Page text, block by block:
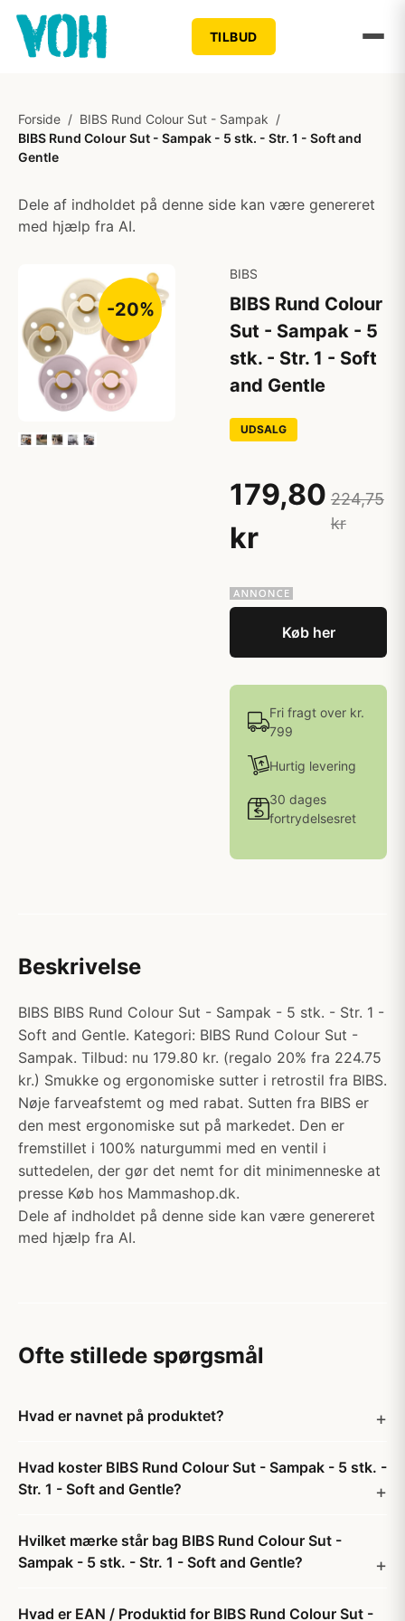
TILBUD
Forside / BIBS Rund Colour Sut - Sampak /
BIBS Rund Colour Sut - Sampak - 5 stk. - Str. 1 - Soft and
Gentle
Dele af indholdet på denne side kan være genereret
med hjælp fra AI.
-20%
BIBS
BIBS Rund Colour
Sut - Sampak - 5
stk. - Str. 1 - Soft
and Gentle
UDSALG
179,80
kr
224,75
kr
Køb her
Fri fragt over kr.
799
Hurtig levering
30 dages
fortrydelsesret
Beskrivelse
BIBS BIBS Rund Colour Sut - Sampak - 5 stk. - Str. 1 -
Soft and Gentle. Kategori: BIBS Rund Colour Sut -
Sampak. Tilbud: nu 179.80 kr. (regalo 20% fra 224.75
kr.) Smukke og ergonomiske sutter i retrostil fra BIBS.
Nøje farveafstemt og med rabat. Sutten fra BIBS er
den mest ergonomiske sut på markedet. Den er
fremstillet i 100% naturgummi med en ventil i
suttedelen, der gør det nemt for dit minimenneske at
presse Køb hos Mammashop.dk.
Dele af indholdet på denne side kan være genereret
med hjælp fra AI.
Ofte stillede spørgsmål
Hvad er navnet på produktet?
Hvad koster BIBS Rund Colour Sut - Sampak - 5 stk. -
Str. 1 - Soft and Gentle?
Hvilket mærke står bag BIBS Rund Colour Sut -
Sampak - 5 stk. - Str. 1 - Soft and Gentle?
Hvad er EAN / Produktid for BIBS Rund Colour Sut -